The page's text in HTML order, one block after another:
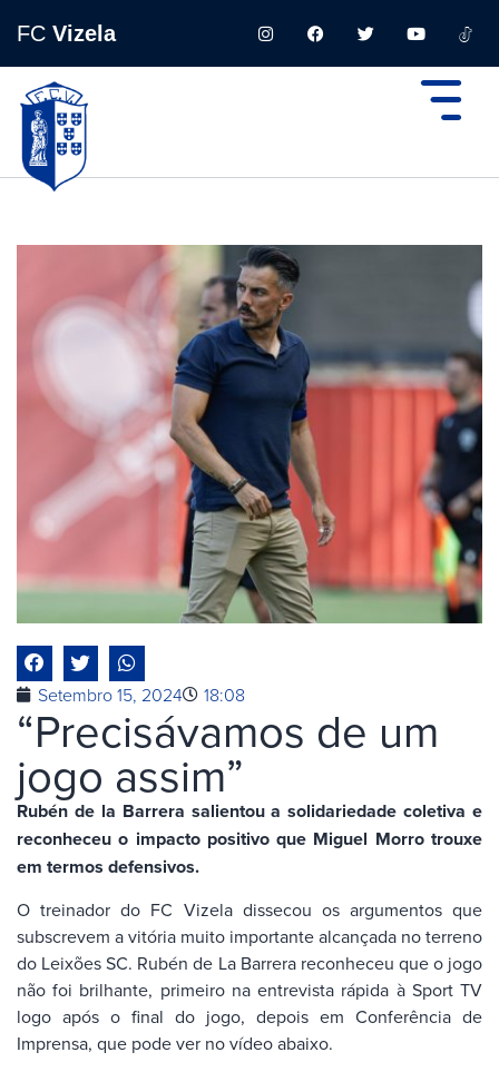
FC Vizela
Setembro 15, 2024 18:08
“Precisávamos de um
jogo assim”
Rubén de la Barrera salientou a solidariedade coletiva e
reconheceu o impacto positivo que Miguel Morro trouxe
em termos defensivos.
O treinador do FC Vizela dissecou os argumentos que
subscrevem a vitória muito importante alcançada no terreno
do Leixões SC. Rubén de La Barrera reconheceu que o jogo
não foi brilhante, primeiro na entrevista rápida à Sport TV
logo após o final do jogo, depois em Conferência de
Imprensa, que pode ver no vídeo abaixo.